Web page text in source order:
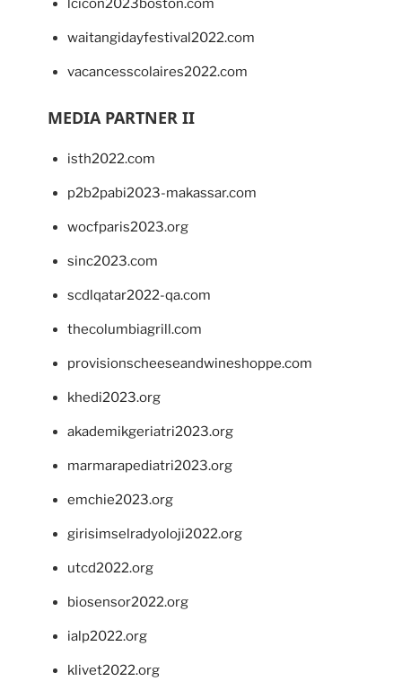
lcicon2023boston.com
waitangidayfestival2022.com
vacancesscolaires2022.com
MEDIA PARTNER II
isth2022.com
p2b2pabi2023-makassar.com
wocfparis2023.org
sinc2023.com
scdlqatar2022-qa.com
thecolumbiagrill.com
provisionscheeseandwineshoppe.com
khedi2023.org
akademikgeriatri2023.org
marmarapediatri2023.org
emchie2023.org
girisimselradyoloji2022.org
utcd2022.org
biosensor2022.org
ialp2022.org
klivet2022.org